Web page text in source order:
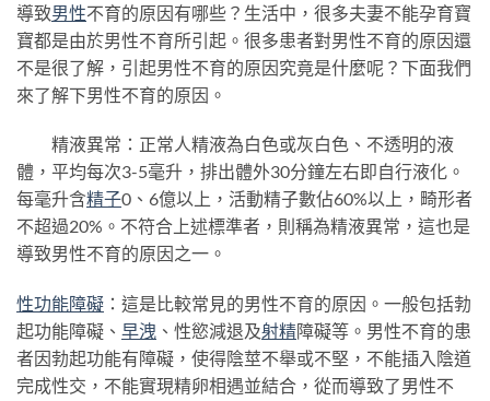
導致男性不育的原因有哪些？生活中，很多夫妻不能孕育寶
寶都是由於男性不育所引起。很多患者對男性不育的原因還
不是很了解，引起男性不育的原因究竟是什麼呢？下面我們
來了解下男性不育的原因。
精液異常：正常人精液為白色或灰白色、不透明的液
體，平均每次3-5毫升，排出體外30分鐘左右即自行液化。
每毫升含精子0、6億以上，活動精子數佔60%以上，畸形者
不超過20%。不符合上述標準者，則稱為精液異常，這也是
導致男性不育的原因之一。
性功能障礙 ：這是比較常見的男性不育的原因。一般包括勃
起功能障礙、 早洩 、性慾減退及射精障礙等。男性不育的患
者因勃起功能有障礙，使得陰莖不舉或不堅，不能插入陰道
完成性交，不能實現精卵相遇並結合，從而導致了男性不